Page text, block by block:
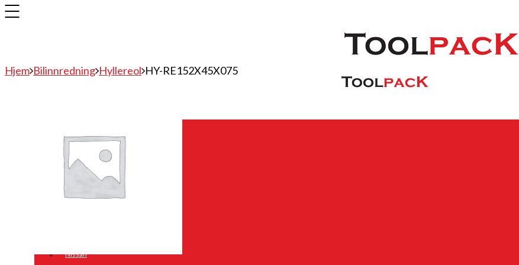
Hyundai
Nissan
Hjem Bilinnredning Hyllereol HY-RE152X45X075